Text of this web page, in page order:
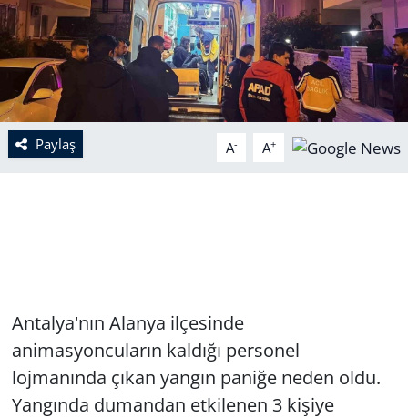
Paylaş A- A+
Antalya'nın Alanya ilçesinde
animasyoncuların kaldığı personel
lojmanında çıkan yangın paniğe neden oldu.
Yangında dumandan etkilenen 3 kişiye